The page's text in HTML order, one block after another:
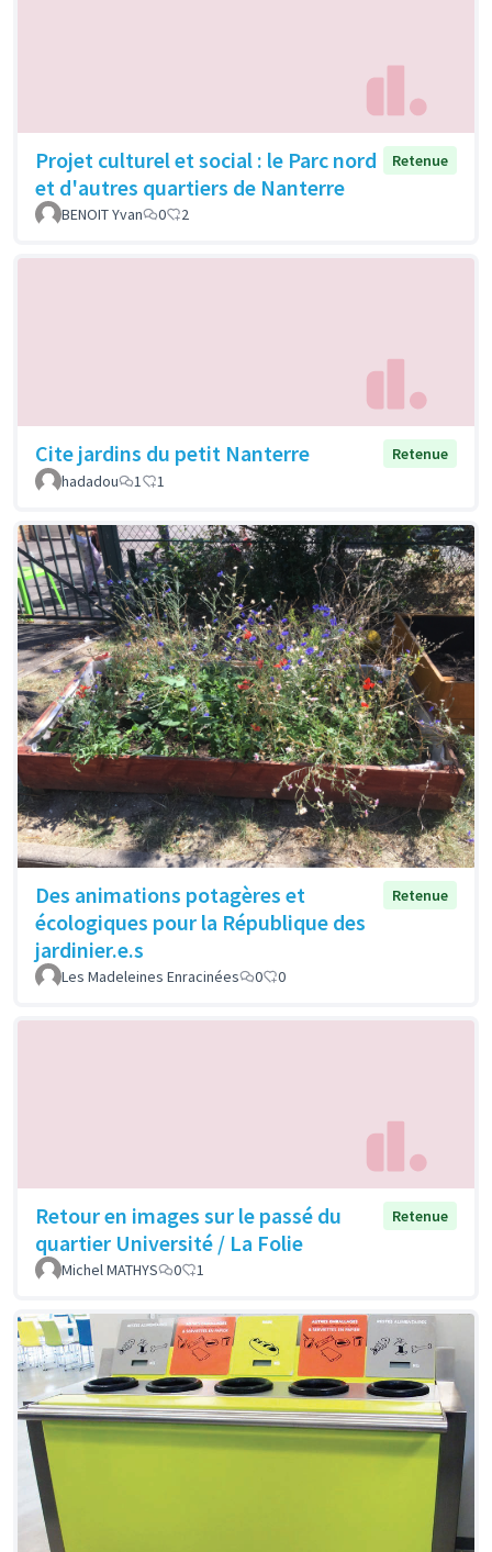
Projet culturel et social : le Parc nord
et d'autres quartiers de Nanterre
Retenue
BENOIT Yvan 0 2
Cite jardins du petit Nanterre
Retenue
hadadou
1 1
Des animations potagères et
écologiques pour la République des
jardinier.e.s
Retenue
Les Madeleines Enracinées 0 0
Retour en images sur le passé du
quartier Université / La Folie
Retenue
Michel MATHYS 0 1